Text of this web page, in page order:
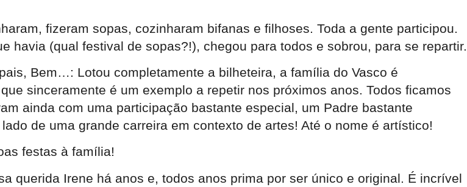
fizeram sopas, cozinharam bifanas e filhoses. Toda a gente participou.
havia (qual festival de sopas?!), chegou para todos e sobrou, para se repartir.
Bem…: Lotou completamente a bilheteira, a família do Vasco é
sinceramente é um exemplo a repetir nos próximos anos. Todos ficamos
ainda com uma participação bastante especial, um Padre bastante
de uma grande carreira em contexto de artes! Até o nome é artístico!
festas à família!
querida Irene há anos e, todos anos prima por ser único e original. É incrível